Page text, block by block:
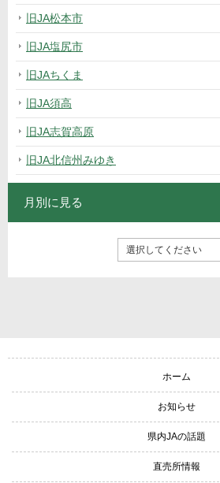
旧JA松本市
旧JA塩尻市
旧JAちくま
旧JA須高
旧JA志賀高原
旧JA北信州みゆき
月別に見る
サイトナビゲーション
ホーム
お知らせ
県内JAの話題
直売所情報